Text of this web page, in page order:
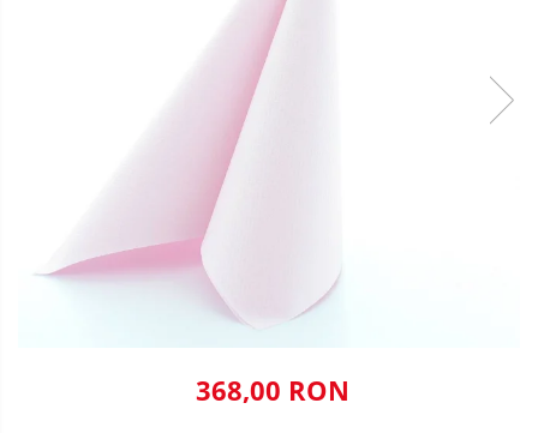
IARNA-CRACIUN-REVELION
DECOR NUNTA & LOGODNA
DECOR BOTEZ
DECOR EVENIMENTE CORPORATE
DECOR ANIVERSARI COPII
368,00 RON